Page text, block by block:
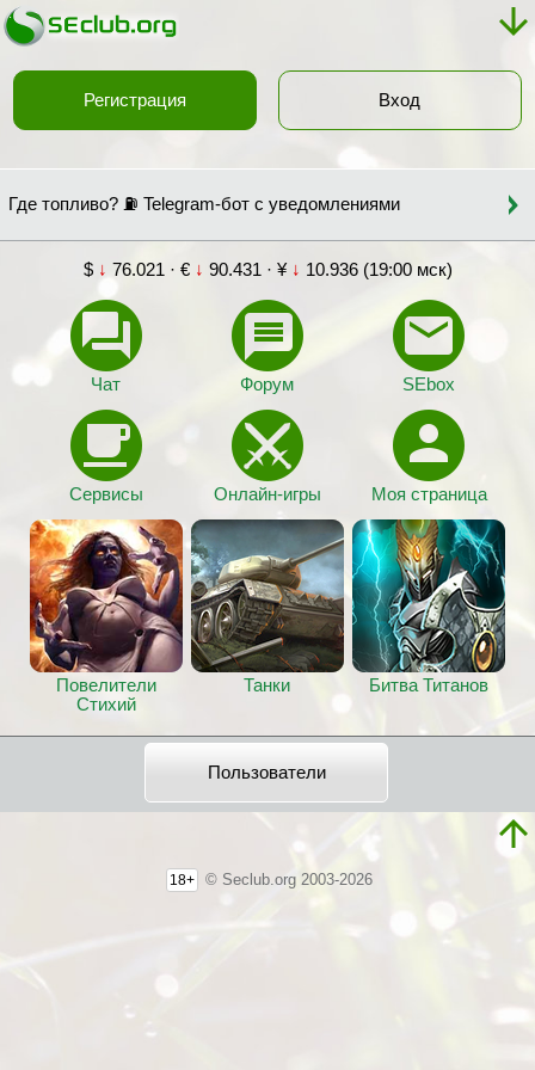
Регистрация Вход
Где топливо? ⛽ Telegram-бот с уведомлениями
$ ↓ 76.021 · € ↓ 90.431 · ¥ ↓ 10.936 (19:00 мск)
Чат Форум SEbox
Сервисы Онлайн-игры Моя страница
Повелители
Стихий
Танки Битва Титанов
Пользователи
18+ © Seclub.org 2003-2026